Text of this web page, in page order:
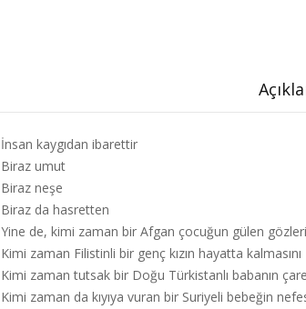
İnsan kaygıdan ibarettir
Biraz umut
Biraz neşe
Biraz da hasretten
Yine de, kimi zaman bir Afgan çocuğun gülen
Kimi zaman Filistinli bir genç kızın hayatta kalmasını
Kimi zaman tutsak bir Doğu Türkistanlı babanın
Kimi zaman da kıyıya vuran bir Suriyeli bebeğin